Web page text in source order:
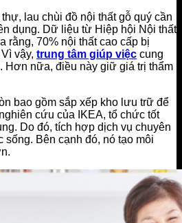
lau chùi đồ nội thất gỗ quý cần
dụng. Dữ liệu từ Hiệp hội Nội thất
rằng, 70% nội thất cao cấp bị
vậy, trung tâm giúp việc cung
Hơn nữa, điều này giữ giá trị thẩm
bao gồm sắp xếp kho lưu trữ để
cứu của IKEA, tổ chức tốt
Do đó, tích hợp dịch vụ chuyên
Bên cạnh đó, nó tạo môi